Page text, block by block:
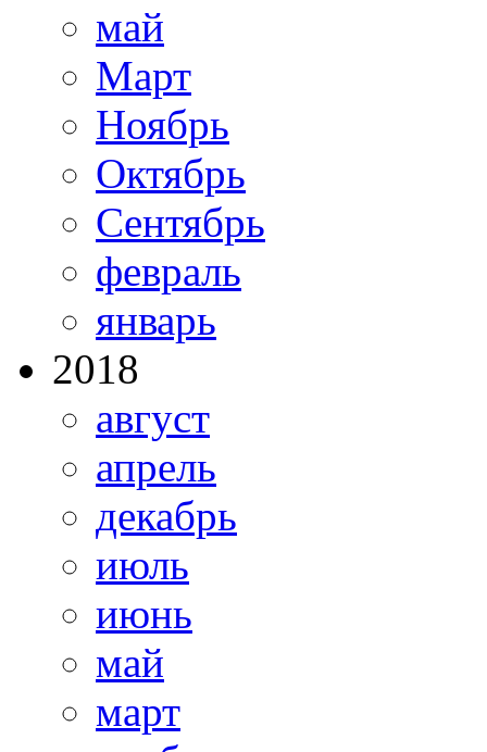
май
Март
Ноябрь
Октябрь
Сентябрь
февраль
январь
2018
август
апрель
декабрь
июль
июнь
май
март